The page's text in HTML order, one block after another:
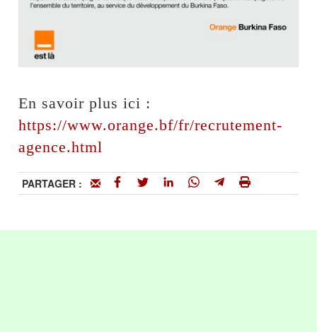
En savoir plus ici :
https://www.orange.bf/fr/recrutement-
agence.html
PARTAGER :